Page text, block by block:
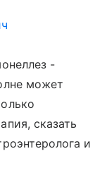
-
может
сказать
и